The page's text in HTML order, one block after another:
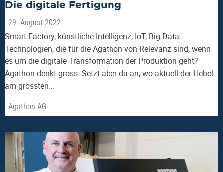
Die digitale Fertigung
29. August 2022
Smart Factory, künstliche Intelligenz, IoT, Big Data.
Technologien, die für die Agathon von Relevanz sind, wenn
es um die digitale Transformation der Produktion geht?
Agathon denkt gross. Setzt aber da an, wo aktuell der Hebel
am grössten…
Agathon AG